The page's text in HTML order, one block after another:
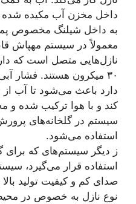
داخل مخزن آب مکیده
به داخل شیلنگ مخصوص
معمولاً در سیستم مهپاش
۳۰ میکرون هستند. فشار
دارد باعث می‌شود تا آب
کند و با هوا ترکیب شده و
سیستم در گلخانه‌های
استفاده می‌شود.
ز دیگر سیستم‌های که برای
استفاده قرار می‌گیرد،
صدای کم و کیفیت تولید
نوع نازل به خصوص در